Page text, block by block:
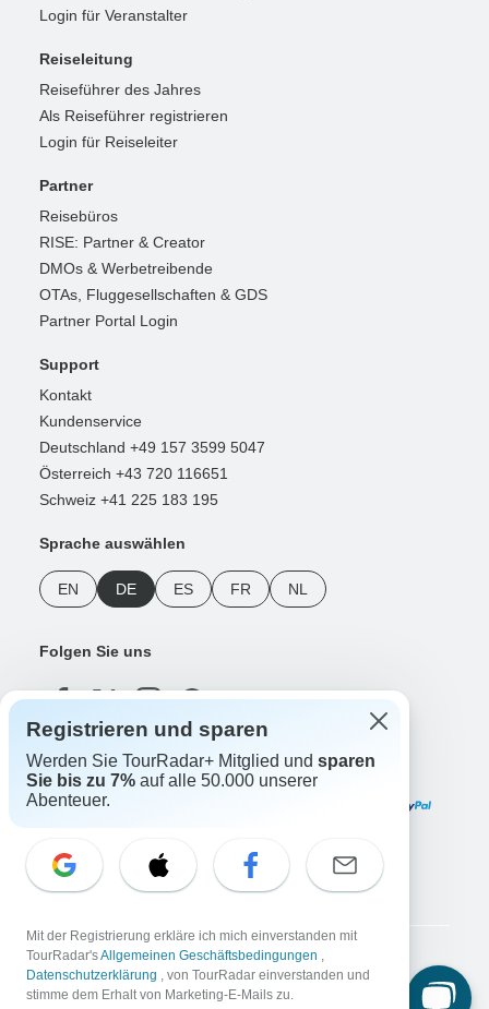
Login für Veranstalter
Reiseleitung
Reiseführer des Jahres
Als Reiseführer registrieren
Login für Reiseleiter
Partner
Reisebüros
RISE: Partner & Creator
DMOs & Werbetreibende
OTAs, Fluggesellschaften & GDS
Partner Portal Login
Support
Kontakt
Kundenservice
Deutschland +49 157 3599 5047
Österreich +43 720 116651
Schweiz +41 225 183 195
Sprache auswählen
EN DE ES FR NL
Folgen Sie uns
Zahlungsmethoden
Unsere App herunterladen
Copyright © TourRadar. Alle Rechte vorbehalten.
Impressum
Datenschutzerklärung AGB
Registrieren und sparen
Werden Sie TourRadar+ Mitglied und sparen
Sie bis zu 7% auf alle 50.000 unserer
Abenteuer.
Mit der Registrierung erkläre ich mich einverstanden mit
TourRadar'sAllgemeinen Geschäftsbedingungen ,
Datenschutzerklärung , von TourRadar einverstanden und
stimme dem Erhalt von Marketing-E-Mails zu.